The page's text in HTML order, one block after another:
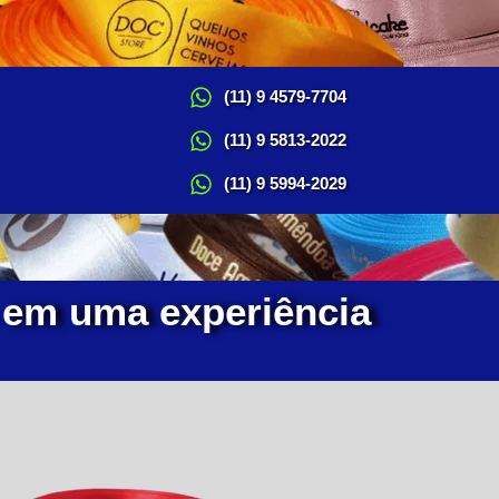
(11) 9 4579-7704
(11) 9 5813-2022
(11) 9 5994-2029
uma experiência